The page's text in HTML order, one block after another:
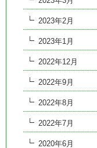
2023年2月
2023年1月
2022年12月
2022年9月
2022年8月
2022年7月
2020年6月